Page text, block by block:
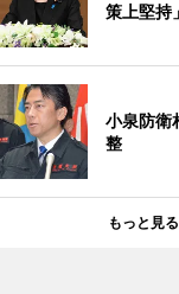
策上堅持」
小泉防衛
整
もっと見る